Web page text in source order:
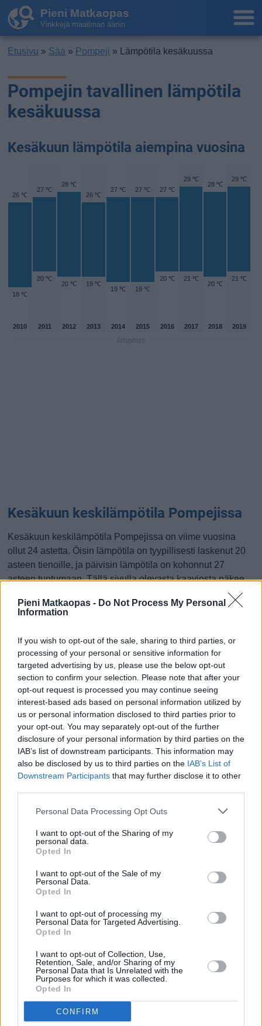
Pieni Matkaopas - Do Not Process My Personal
Information
If you wish to opt-out of the sale, sharing to third parties, or
processing of your personal or sensitive information for
targeted advertising by us, please use the below opt-out
section to confirm your selection. Please note that after your
opt-out request is processed you may continue seeing
interest-based ads based on personal information utilized by
us or personal information disclosed to third parties prior to
your opt-out. You may separately opt-out of the further
disclosure of your personal information by third parties on the
IAB’s list of downstream participants. This information may
also be disclosed by us to third parties on the IAB’s List of
Downstream Participants that may further disclose it to other
Personal Data Processing Opt Outs
I want to opt-out of the Sharing of my
personal data.
Opted In
I want to opt-out of the Sale of my
Personal Data.
Opted In
I want to opt-out of processing my
Personal Data for Targeted Advertising.
Opted In
I want to opt-out of Collection, Use,
Retention, Sale, and/or Sharing of my
Personal Data that Is Unrelated with the
Purposes for which it was collected.
Opted In
CONFIRM
Pieni Matkaopas
Vinkkejä maailman ääriin
Etusivu » Sää » Pompeji » Lämpötila kesäkuussa
Pompejin tavallinen lämpötila
kesäkuussa
Kesäkuun lämpötila aiempina vuosina
26 ℃
18 ℃
27 ℃
20 ℃
28 ℃
20 ℃
26 ℃
19 ℃
27 ℃
19 ℃
27 ℃
19 ℃
27 ℃
20 ℃
29 ℃
21 ℃
28 ℃
20 ℃
29 ℃
21 ℃
2010 2011 2012 2013 2014 2015 2016 2017 2018 2019
Kesäkuun keskilämpötila Pompejissa
Kesäkuun keskilämpötila Pompejissa on viime vuosina
ollut 24 astetta. Öisin lämpötila on tyypillisesti laskenut 20
asteen tienoille, ja päivisin lämpötila on kohonnut 27
asteen tuntumaan. Tällä sivulla olevasta kaaviosta näkee,
kesäkuussa viime vuosina ja vaihteluväli, jolla lämpötila
Hetkellisesti Pompejissa on silti koettu tätäkin kylmempiä ja
lämpimämpiä kesäkuisia päiviä. Esimerkiksi vuoden 2013
kesäkuussa lämpötila käväisi alimmillaan 10 asteessa ja
toisaalta vuonna 2016 kesäkuussa hätyyteltiin eräänä
poikkeuksellisen lämpimänä päivänä 35 asteen lukemia.
Entä muut kuukaudet? Miten lämmintä
Pompejissa on ollut...
Tammikuussa Helmikuussa Maaliskuussa
Heinäkuussa Elokuussa Syyskuussa
Lokakuussa Marraskuussa Joulukuussa
Katso miten paljonPompejissa on satanut kesäkuussa
Kesäkuun keskilämpötila Pompejissa
10 vuoden tarkastelujaksolla
Mikä on Pompejin tavanomainen lämpötila kesäkuussa.
Vuosi
Vuorokauden
keskilämpötila
lämpötila
lämpötila